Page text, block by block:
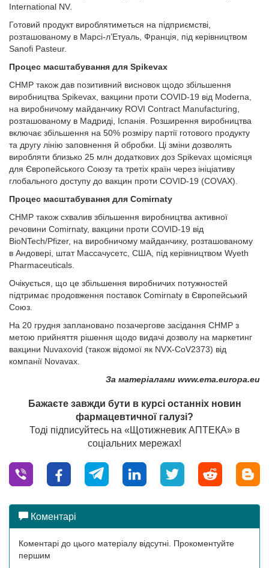
International NV.
Готовий продукт вироблятиметься на підприємстві,
розташованому в Марсі-л’Етуаль, Франція, під керівництвом
Sanofi Pasteur.
Процес масштабування для Spikevax
CHMP також дав позитивний висновок щодо збільшення
виробництва Spikevax, вакцини проти COVID-19 від Moderna,
на виробничому майданчику ROVI Contract Manufacturing,
розташованому в Мадриді, Іспанія. Розширення виробництва
включає збільшення на 50% розміру партії готового продукту
та другу лінію заповнення й обробки. Ці зміни дозволять
виробляти близько 25 млн додаткових доз Spikevax щомісяця
для Європейського Союзу та третіх країн через ініціативу
глобального доступу до вакцин проти COVID-19 (COVAX).
Процес масштабування для Comirnaty
CHMP також схвалив збільшення виробництва активної
речовини Comirnaty, вакцини проти COVID-19 від
BioNTech/Pfizer, на виробничому майданчику, розташованому
в Андовері, штат Массачусетс, США, під керівництвом Wyeth
Pharmaceuticals.
Очікується, що це збільшення виробничих потужностей
підтримає продовження поставок Comirnaty в Європейський
Союз.
На 20 грудня заплановано позачергове засідання CHMP з
метою прийняття рішення щодо видачі дозволу на маркетинг
вакцини Nuvaxovid (також відомої як NVX-CoV2373) від
компанії Novavax.
За матеріалами www.ema.europa.eu
Бажаєте завжди бути в курсі останніх новин
фармацевтичної галузі?
Тоді підписуйтесь на «Щотижневик АПТЕКА» в
соціальних мережах!
Коментарі
Коментарі до цього матеріалу відсутні. Прокоментуйте
першим